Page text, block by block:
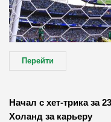
Перейти
Начал с хет-трика за
Холанд за карьеру